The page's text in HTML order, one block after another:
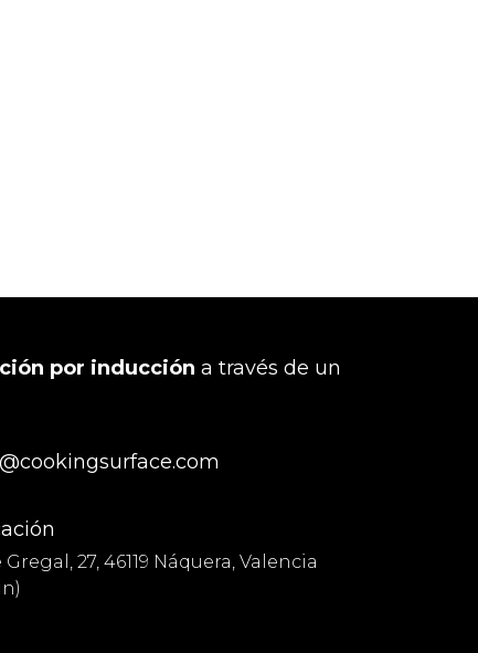
por inducción a través de un
Gregal, 27, 46119 Náquera, Valencia